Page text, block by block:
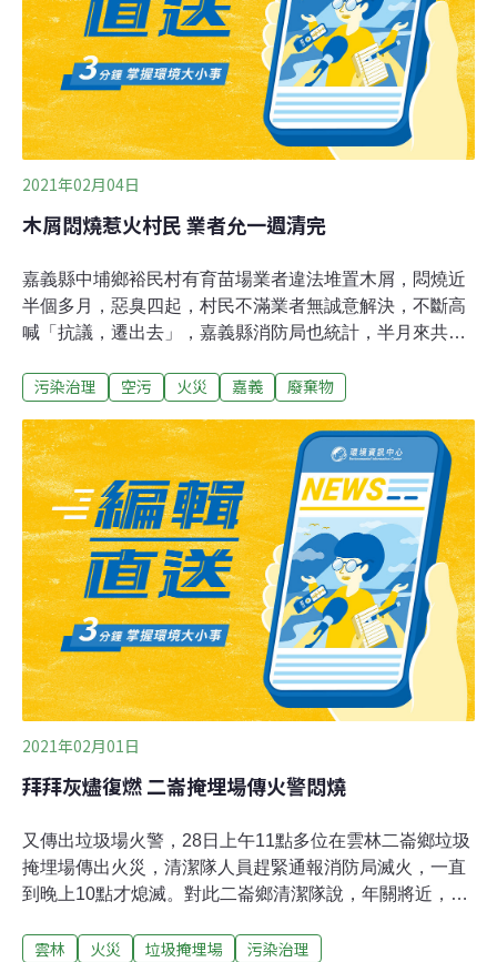
出火警，雖然在消防局緊急灌救下，於當日撲滅明火，但
掩埋場持續悶燒，產生大量濃煙、惡臭等空氣污染物。截
至目前為止，消防隊共出動消防車24輛、水庫車16輛、環
保水車17輛、雲梯車2輛、挖土機9輛，近百名消防人力投
入滅火。環保局局長程大維指
2021年02月04日
木屑悶燒惹火村民 業者允一週清完
嘉義縣中埔鄉裕民村有育苗場業者違法堆置木屑，悶燒近
半個多月，惡臭四起，村民不滿業者無誠意解決，不斷高
喊「抗議，遷出去」，嘉義縣消防局也統計，半月來共派
縣府環保局指出，已依違反廢棄物清理法及空氣污染防制
指出，去年底就派出員稽查發現，該處堆放大量有機肥及
木屑，欲從事培養土製造，涉及「再利用」，但業者並未
取得主管機關核准，依違反廢棄物清理法告發並限期清除
改善，期限屆滿後複查，依然未改善開罰。環保局表示，
業者因管理不當造成自燃，影響附近居民生活品質，限業
者2月5日前將堆置物移除，即日起將每天派員到場查核監
看移除進度，屆期若未清除完成，將再開罰。
污染治理 空污 火災 嘉義 廢棄物
2021年02月01日
拜拜灰燼復燃 二崙掩埋場傳火警悶燒
又傳出垃圾場火警，28日上午11點多位在雲林二崙鄉垃圾
掩埋場傳出火災，清潔隊人員趕緊通報消防局滅火，一直
到晚上10點才熄滅。對此二崙鄉清潔隊說，年關將近，有
卻因為垃圾中的沼氣助長持續悶燒。二崙鄉清潔隊隊長黃
雲林 火災 垃圾掩埋場 污染治理